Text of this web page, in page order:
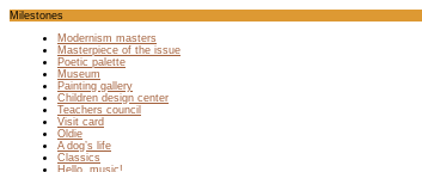
Milestones
Modernism masters
Masterpiece of the issue
Poetic palette
Museum
Painting gallery
Children design center
Teachers council
Visit card
Oldie
A dog’s life
Classics